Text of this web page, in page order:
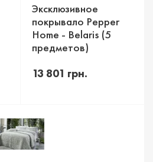
Эксклюзивное
покрывало Pepper
Home - Belaris (5
предметов)
13 801 грн.